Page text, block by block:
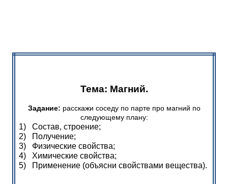
Тема: Магний.
Задание: расскажи соседу по парте про магний по
следующему плану:
1)
Состав, строение;
2)
Получение;
3)
Физические свойства;
4)
Химические свойства;
5)
Применение (объясни свойствами вещества).